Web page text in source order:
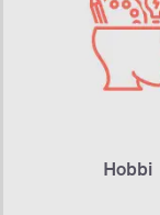
Hobbi